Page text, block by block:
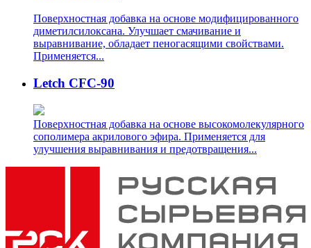
Поверхностная добавка на основе модифицированного
диметилсилоксана. Улучшает смачивание и
выравнивание, обладает пеногасящими свойствами.
Применяется...
Letch CFC-90
Поверхностная добавка на основе высокомолекулярного
сополимера акрилового эфира. Применяется для
улучшения выравнивания и предотвращения...